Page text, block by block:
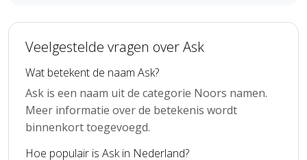
Veelgestelde vragen over Ask
Wat betekent de naam Ask?
Ask is een naam uit de categorie Noors namen.
Meer informatie over de betekenis wordt
binnenkort toegevoegd.
Hoe populair is Ask in Nederland?